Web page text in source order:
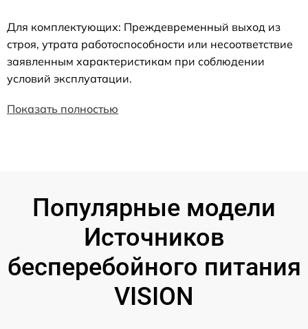
Для комплектующих: Преждевременный выход из
строя, утрата работоспособности или несоответствие
заявленным характеристикам при соблюдении
условий эксплуатации.
Показать полностью
Популярные модели
Источников
бесперебойного питания
VISION